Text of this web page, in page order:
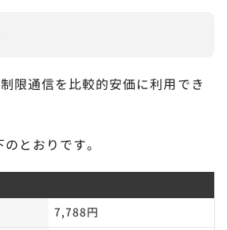
限通信を比較的安価に利用でき
とおりです。
7,788円